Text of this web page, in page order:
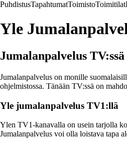
PuhdistusTapahtumatToimistoToimitilat
Yle
Jumalanpalvelus TV:ssä
Jumalanpalvelus on monille
ohjelmistossa. Tänään TV:ssä on
Yle jumalanpalvelus TV1:llä
Ylen TV1-kanavalla on usein tarjolla
Jumalanpalvelus voi olla loistava tapa